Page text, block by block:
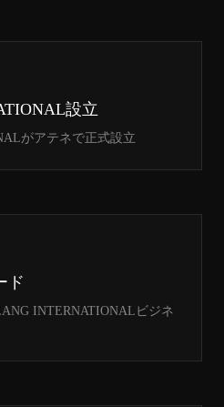
設立
がアテネで正式設立
ド
INTERNATIONALビジネ